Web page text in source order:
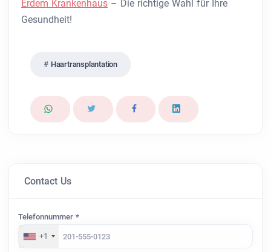
Erdem Krankenhaus – Die richtige Wahl für Ihre
Gesundheit!
Haartransplantation
Contact Us
Telefonnummer *
+1